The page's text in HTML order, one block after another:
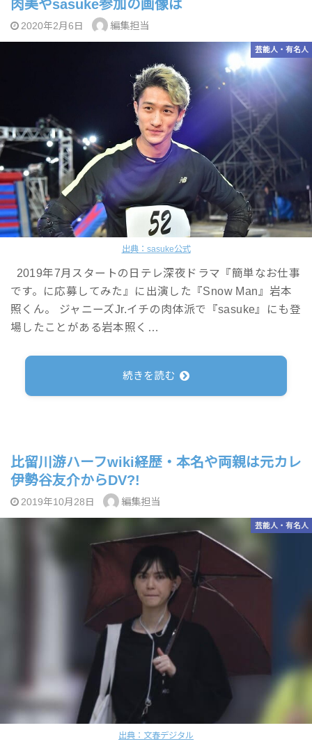
肉美やsasuke参加の画像は
2020年2月6日 編集担当
出典：sasuke公式
芸能人・有名人
2019年7月スタートの日テレ深夜ドラマ『簡単なお仕事
です。に応募してみた』に出演した『Snow Man』岩本
照くん。 ジャニーズJr.イチの肉体派で『sasuke』にも登
場したことがある岩本照く…
続きを読む
比留川游ハーフwiki経歴・本名や両親は元カレ
伊勢谷友介からDV?!
2019年10月28日 編集担当
出典：文春デジタル
芸能人・有名人